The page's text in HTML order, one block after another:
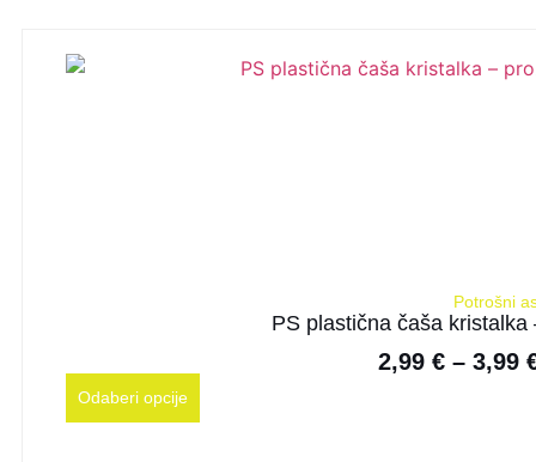
Potrošni
PS plastična čaša
2,99€ – 3,99
Odaberi opcije